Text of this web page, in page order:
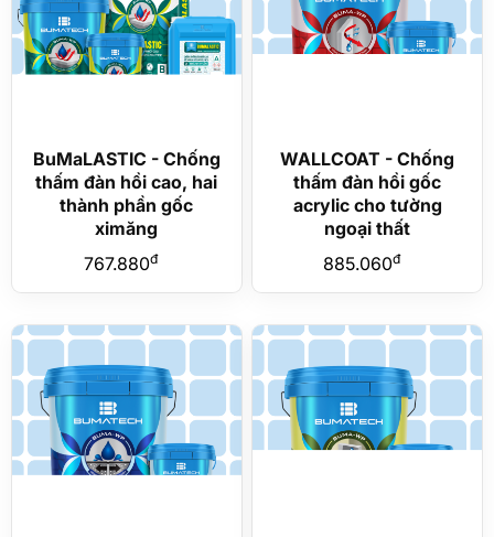
BuMaLASTIC - Chống
thấm đàn hồi cao, hai
thành phần gốc
ximăng
767.880đ
WALLCOAT - Chống
thấm đàn hồi gốc
acrylic cho tường
ngoại thất
885.060đ